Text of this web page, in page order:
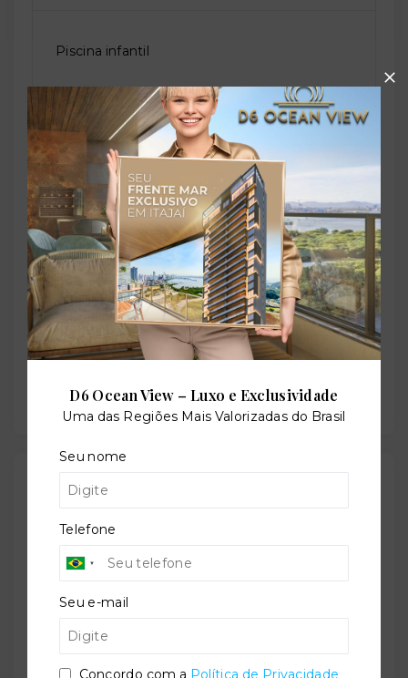
Piscina infantil
Quadra poliesportiva
Sala de jogos
Salão de festas
Outras Informações
Referência:
O-67871-104511
Perfil:
Residencial
D6 Ocean View – Luxo e Exclusividade
Uma das Regiões Mais Valorizadas do Brasil
Seu nome
Telefone
Seu e-mail
Concordo com a Política de Privacidade